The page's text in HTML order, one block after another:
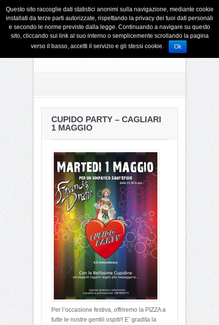
CUPIDO PARTY – CAGLIARI
1 MAGGIO
Per l’occasione festiva, offriremo la PIZZA a
tutte le nostre gentili ospiti!! E’ gradita la
Questo sito raccoglie dati statistici anonimi sulla navigazione, mediante cookie
installati da terze parti autorizzate, rispettando la privacy dei tuoi dati personali
e secondo le norme previste dalla legge. Continuando a navigare su questo
sito, cliccando sui link al suo interno o semplicemente scrollando la pagina
verso il basso, accetti il servizio e gli stessi cookie.
Ok